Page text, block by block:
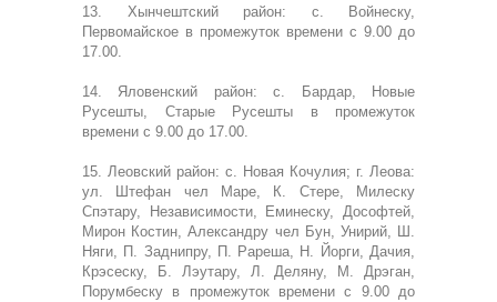
13. Хынчештский район: с. Войнеску,
Первомайское в промежуток времени с 9.00 до
17.00.
14. Яловенский район: с. Бардар, Новые
Русешты, Старые Русешты в промежуток
времени с 9.00 до 17.00.
15. Леовский район: с. Новая Кочулия; г. Леова:
ул. Штефан чел Маре, К. Стере, Милеску
Спэтару, Независимости, Еминеску, Дософтей,
Мирон Костин, Александру чел Бун, Унирий, Ш.
Няги, П. Заднипру, П. Рареша, Н. Йорги, Дачия,
Крэсеску, Б. Лэутару, Л. Деляну, М. Дрэган,
Порумбеску в промежуток времени с 9.00 до